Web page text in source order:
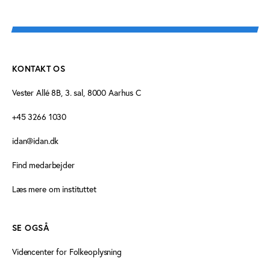
KONTAKT OS
Vester Allé 8B, 3. sal, 8000 Aarhus C
+45 3266 1030
idan@idan.dk
Find medarbejder
Læs mere om instituttet
SE OGSÅ
Videncenter for Folkeoplysning